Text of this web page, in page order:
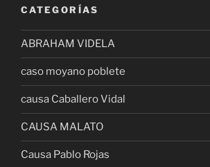
CATEGORÍAS
ABRAHAM VIDELA
caso moyano poblete
causa Caballero Vidal
CAUSA MALATO
Causa Pablo Rojas